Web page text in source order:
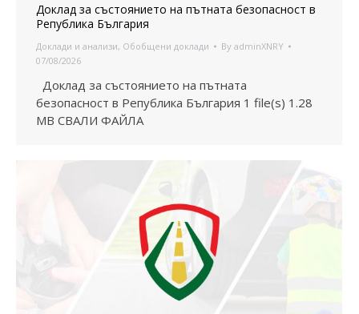
Доклад за състоянието на пътната безопасност в
Република България
Доклади и анализи, Обобщени доклади By adminXNRY
07/08/2026
Доклад за състоянието на пътната
безопасност в Република България 1 file(s) 1.28
MB СВАЛИ ФАЙЛА